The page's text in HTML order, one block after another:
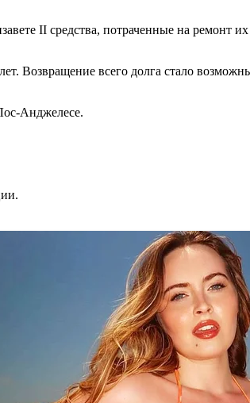
II средства, потраченные на ремонт
Возвращение всего долга стало
Анджелесе.